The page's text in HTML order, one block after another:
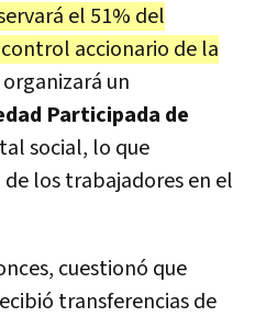
el 51% del
accionario de la
un
Participada de
social, lo que
los trabajadores en el
cuestionó que
transferencias de